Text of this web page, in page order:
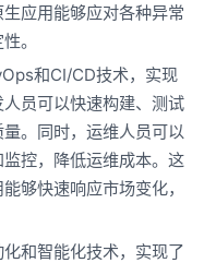
应用能够应对各种异常
。
和CI/CD技术，实现
员可以快速构建、测试
。同时，运维人员可以
控，降低运维成本。这
够快速响应市场变化，
和智能化技术，实现了